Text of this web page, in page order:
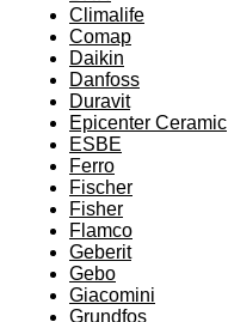
Climalife
Comap
Daikin
Danfoss
Duravit
Epicenter Ceramic
ESBE
Ferro
Fischer
Fisher
Flamco
Geberit
Gebo
Giacomini
Grundfos